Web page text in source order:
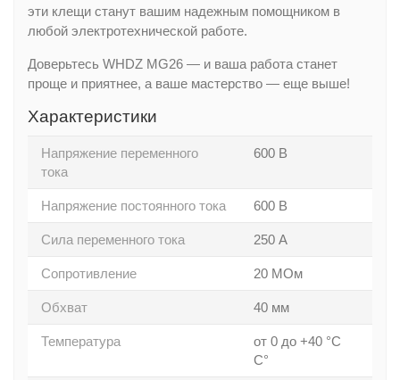
эти клещи станут вашим надежным помощником в
любой электротехнической работе.
Доверьтесь WHDZ MG26 — и ваша работа станет
проще и приятнее, а ваше мастерство — еще выше!
Характеристики
Напряжение переменного
тока
600 В
Напряжение постоянного тока 600 В
Сила переменного тока 250 А
Сопротивление 20 МОм
Обхват 40 мм
Температура
от 0 до +40 °С
С°